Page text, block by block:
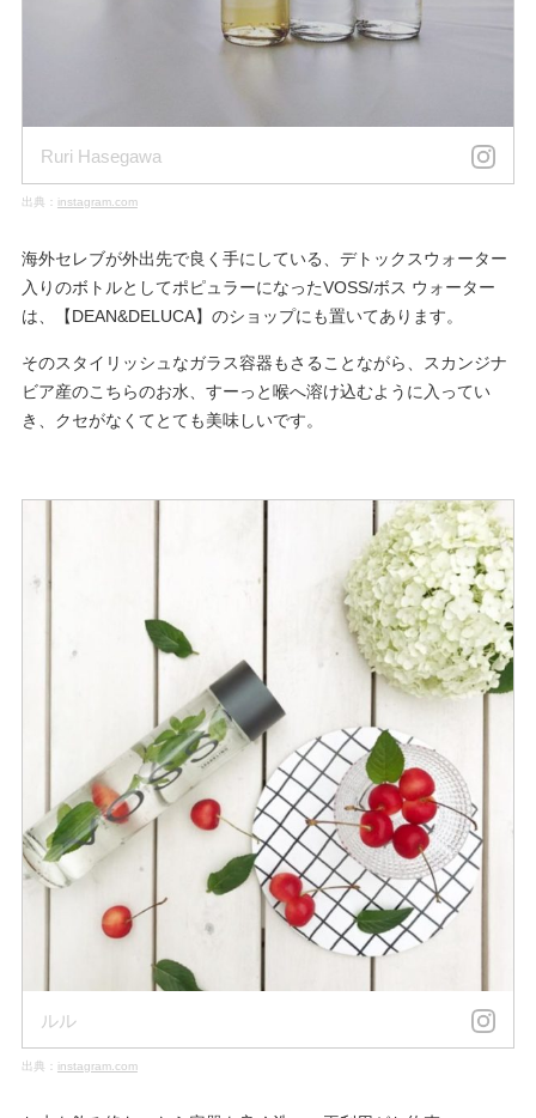
Ruri Hasegawa
出典： instagram.com
海外セレブが外出先で良く手にしている、デトックスウォーター
入りのボトルとしてポピュラーになったVOSS/ボス ウォーター
は、【DEAN&DELUCA】のショップにも置いてあります。
そのスタイリッシュなガラス容器もさることながら、スカンジナ
ビア産のこちらのお水、すーっと喉へ溶け込むように入ってい
き、クセがなくてとても美味しいです。
ルル
出典： instagram.com